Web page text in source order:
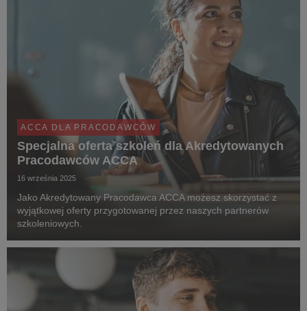
ACCA DLA PRACODAWCÓW
Specjalna oferta szkoleń dla Akredytowanych
Pracodawców ACCA
16 września 2025
Jako Akredytowany Pracodawca ACCA możesz skorzystać z
wyjątkowej oferty przygotowanej przez naszych partnerów
szkoleniowych.